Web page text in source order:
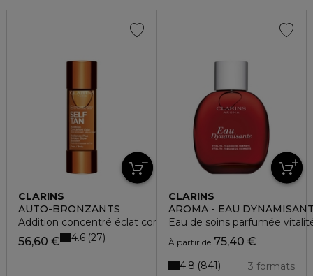
CLARINS
AUTO-BRONZANTS
Addition concentré éclat corps
56,60 € 4.6 27
CLARINS
AROMA - EAU
Eau de soins parfumée
À partir de75,40 €
3 formats
4.8 841